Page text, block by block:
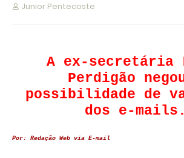
Junior Pentecoste
A ex-secretária
Perdigão
possibilidade de
dos e-mails.
Por: Redação Web via E-mail